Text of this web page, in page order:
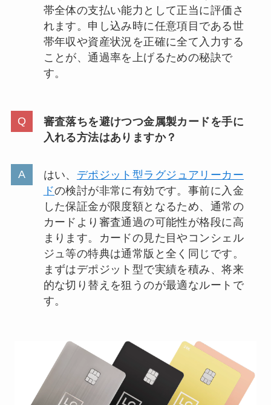
帯全体の支払い能力として正当に評価さ
れます。申し込み時に任意項目である世
帯年収や資産状況を正確に全て入力する
ことが、通過率を上げるための秘訣で
す。
審査落ちを避けつつ金属製カードを手に
入れる方法はありますか？
はい、 デポジット型ラグジュアリーカー
ドの検討が非常に有効です。事前に入金
した保証金が限度額となるため、通常の
カードより審査通過の可能性が格段に高
まります。カードの見た目やコンシェル
ジュ等の特典は通常版と全く同じです。
まずはデポジット型で実績を積み、将来
的な切り替えを狙うのが最適なルートで
す。